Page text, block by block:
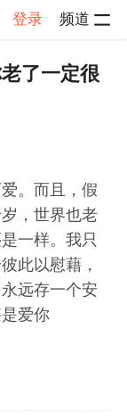
登录 频道
了一定很
。而且，假
，世界也老
一样。我只
此以慰藉，
远存一个安
爱你